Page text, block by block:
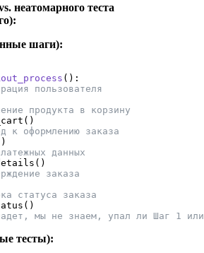
неатомарного теста
шаги):
():
пользователя
продукта в корзину
к оформлению заказа
данных
заказа
статуса заказа
мы не знаем, упал ли Шаг 1
тесты):